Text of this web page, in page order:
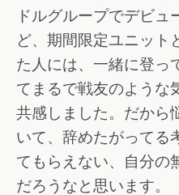
ドルグループでデビュ
ど、期間限定ユニット
た人には、一緒に登
てまるで戦友のような
共感しました。だから
いて、辞めたがってる
てもらえない、自分の
だろうなと思います。